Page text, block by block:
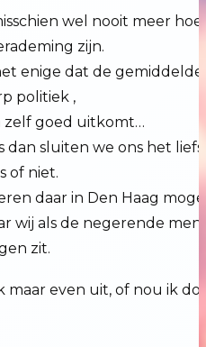
wel nooit meer
zijn.
enige dat de
politiek ,
zelf goed uitkomt…
dan sluiten we ons het
of niet.
daar in Den Haag
wij als de negerende
zit.
maar even uit, of nou ik